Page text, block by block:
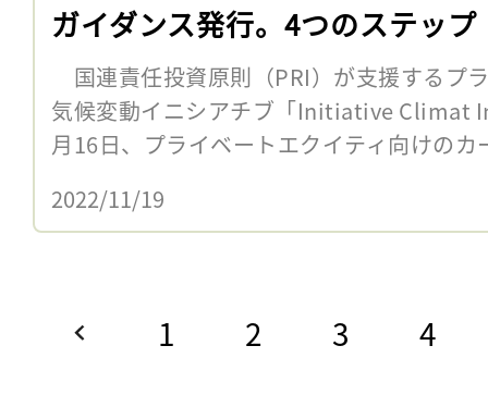
ガイダンス発行。4つのステップ
国連責任投資原則（PRI）が支援するプ
気候変動イニシアチブ「Initiative Climat
月16日、プライベートエクイティ向けの
2022/11/19
1 2 3 4